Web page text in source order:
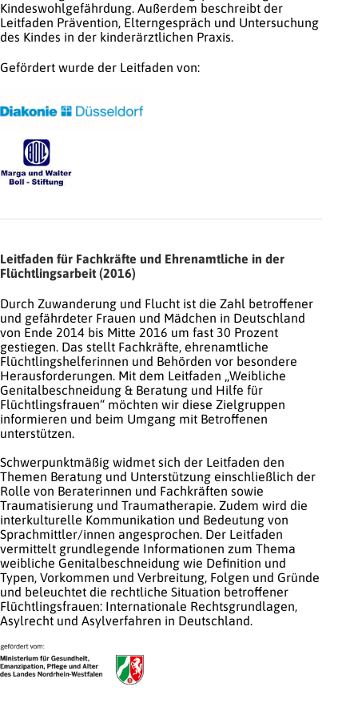
Kindeswohlgefährdung. Außerdem beschreibt der
Leitfaden Prävention, Elterngespräch und Untersuchung
des Kindes in der kinderärztlichen Praxis.
Gefördert wurde der Leitfaden von:
Leitfaden für Fachkräfte und Ehrenamtliche in der
Flüchtlingsarbeit (2016)
Durch Zuwanderung und Flucht ist die Zahl betroffener
und gefährdeter Frauen und Mädchen in Deutschland
von Ende 2014 bis Mitte 2016 um fast 30 Prozent
gestiegen. Das stellt Fachkräfte, ehrenamtliche
Flüchtlingshelferinnen und Behörden vor besondere
Herausforderungen. Mit dem Leitfaden „Weibliche
Genitalbeschneidung & Beratung und Hilfe für
Flüchtlingsfrauen“ möchten wir diese Zielgruppen
informieren und beim Umgang mit Betroffenen
unterstützen.
Schwerpunktmäßig widmet sich der Leitfaden den
Themen Beratung und Unterstützung einschließlich der
Rolle von Beraterinnen und Fachkräften sowie
Traumatisierung und Traumatherapie. Zudem wird die
interkulturelle Kommunikation und Bedeutung von
Sprachmittler/innen angesprochen. Der Leitfaden
vermittelt grundlegende Informationen zum Thema
weibliche Genitalbeschneidung wie Definition und
Typen, Vorkommen und Verbreitung, Folgen und Gründe
und beleuchtet die rechtliche Situation betroffener
Flüchtlingsfrauen: Internationale Rechtsgrundlagen,
Asylrecht und Asylverfahren in Deutschland.